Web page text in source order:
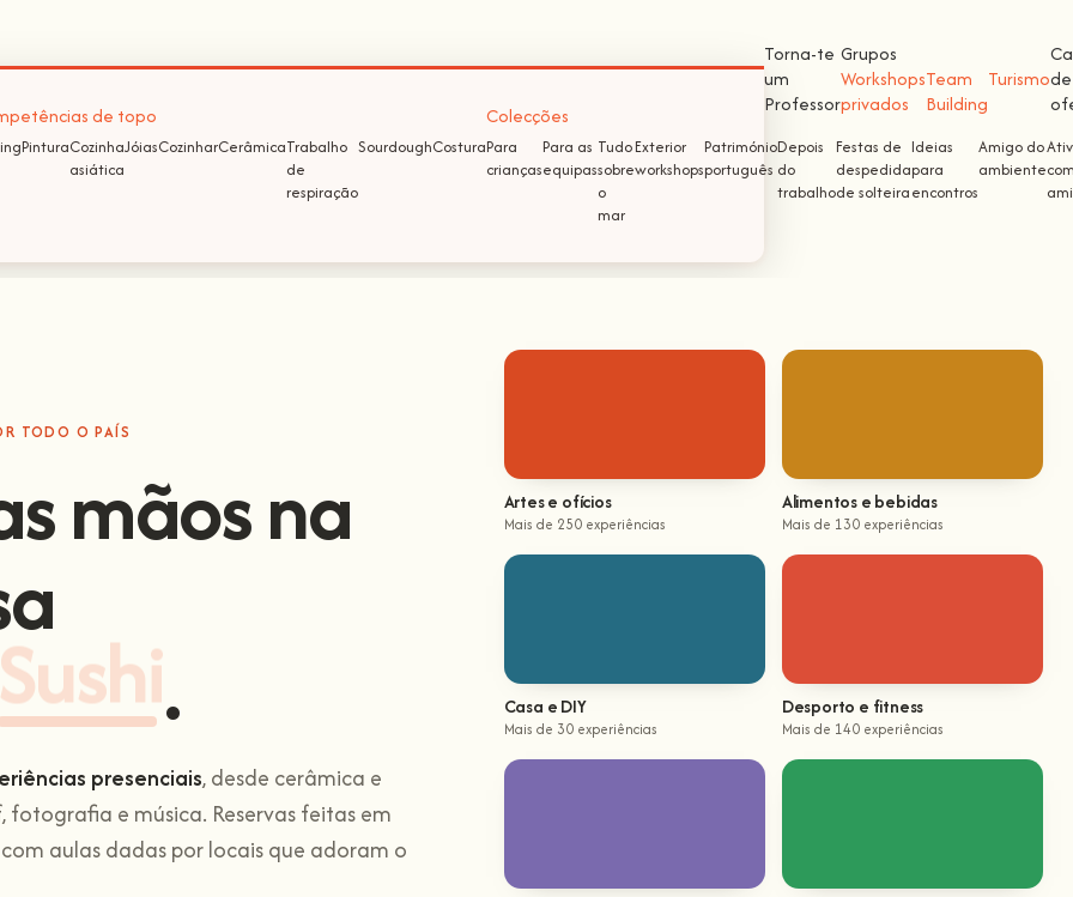
de topo
PinturaCozinha
asiática
JóiasCozinharCerâmicaTrabalho
de
respiração
SourdoughCostura
Colecções
Para
crianças
Para as
equipas
Tudo
sobre
o
mar
Exterior
workshops
Património
português
Depois
do
trabalho
Festas de
despedida
de solteira
Ideias
para
encontros
Amigo do
ambiente
Torna-te
um
Professor
Grupos
Workshops
privados
Team
Building
Turismode
TODO O PAÍS
mãos na
.
presenciais, desde cerâmica e
fotografia e música. Reservas feitas em
aulas dadas por locais que adoram o
Artes e ofícios
Mais de 250 experiências
Alimentos e bebidas
Mais de 130 experiências
Casa e DIY
Mais de 30 experiências
Desporto e fitness
Mais de 140 experiências